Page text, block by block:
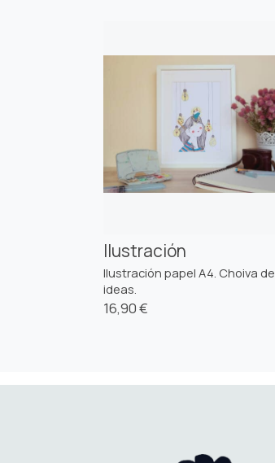
Ilustración
Ilustración papel A4. Choiva de
ideas.
16,90 €